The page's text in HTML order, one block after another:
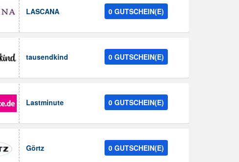
LASCANA 0 GUTSCHEIN(E)
tausendkind 0 GUTSCHEIN(E)
Lastminute 0 GUTSCHEIN(E)
Görtz 0 GUTSCHEIN(E)